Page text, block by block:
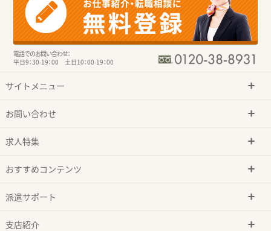
電話でのお問い合わせ：
平日9：30-19：00 土日10：00-19：00
サイトメニュー
お問い合わせ
求人特集
おすすめコンテンツ
派遣サポート
支店紹介